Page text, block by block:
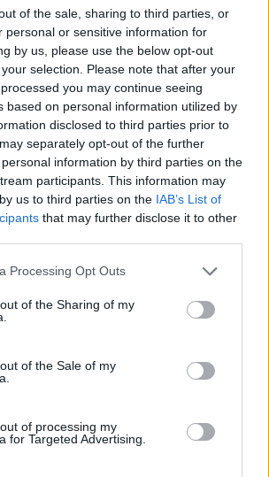
of the sale, sharing to third parties, or
personal or sensitive information for
by us, please use the below opt-out
selection. Please note that after your
you may continue seeing
based on personal information utilized by
disclosed to third parties prior to
separately opt-out of the further
information by third parties on the
participants. This information may
us to third parties on the IAB’s List of
that may further disclose it to other
Processing Opt Outs
of the Sharing of my
of the Sale of my
of processing my
for Targeted Advertising.
Βρήκαμε τα πιο cool
t-shirts του χειμώνα
στα Staff Jeans!
Τα άνετα ρούχα στη